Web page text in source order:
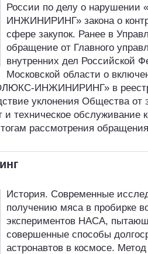
России по делу о
ИНЖИНИРИНГ» закона о
сфере закупок. Ранее в
обращение от Главного
внутренних дел Российской
Московской области о
ИНЖИНИРИНГ» в реестр
уклонения Общества от
и техническое обслуживание
рассмотрения
История. Современные
получению мяса в пробирке
экспериментов НАСА,
совершенные способы
астронавтов в космосе.